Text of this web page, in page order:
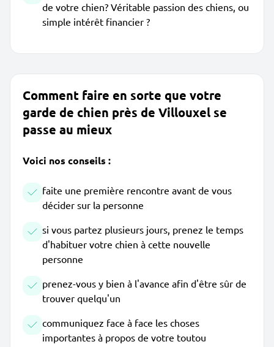
de votre chien? Véritable passion des chiens, ou
simple intérêt financier ?
Comment faire en sorte que votre
garde de chien près de Villouxel se
passe au mieux
Voici nos conseils :
faite une première rencontre avant de vous
décider sur la personne
si vous partez plusieurs jours, prenez le temps
d'habituer votre chien à cette nouvelle
personne
prenez-vous y bien à l'avance afin d'être sûr de
trouver quelqu'un
communiquez face à face les choses
importantes à propos de votre toutou